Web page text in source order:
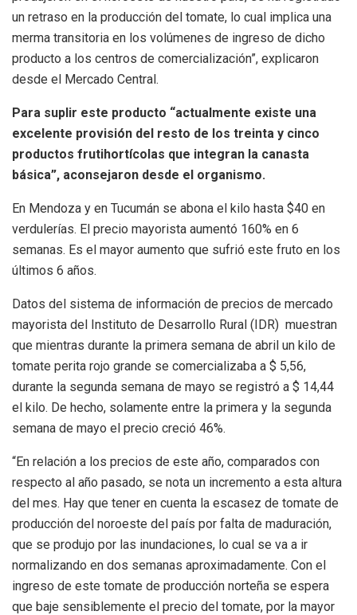
un retraso en la producción del tomate, lo cual implica una
merma transitoria en los volúmenes de ingreso de dicho
producto a los centros de comercialización”, explicaron
desde el Mercado Central.
Para suplir este producto “actualmente existe una
excelente provisión del resto de los treinta y cinco
productos frutihortícolas que integran la canasta
básica”, aconsejaron desde el organismo.
En Mendoza y en Tucumán se abona el kilo hasta $40 en
verdulerías. El precio mayorista aumentó 160% en 6
semanas. Es el mayor aumento que sufrió este fruto en los
últimos 6 años.
Datos del sistema de información de precios de mercado
mayorista del Instituto de Desarrollo Rural (IDR) muestran
que mientras durante la primera semana de abril un kilo de
tomate perita rojo grande se comercializaba a $ 5,56,
durante la segunda semana de mayo se registró a $ 14,44
el kilo. De hecho, solamente entre la primera y la segunda
semana de mayo el precio creció 46%.
“En relación a los precios de este año, comparados con
respecto al año pasado, se nota un incremento a esta altura
del mes. Hay que tener en cuenta la escasez de tomate de
producción del noroeste del país por falta de maduración,
que se produjo por las inundaciones, lo cual se va a ir
normalizando en dos semanas aproximadamente. Con el
ingreso de este tomate de producción norteña se espera
que baje sensiblemente el precio del tomate, por la mayor